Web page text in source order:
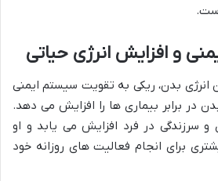
و افزایش انرژی حیاتی
انرژی بدن، ریکی به تقویت سیستم ایمنی
در برابر بیماری ها را افزایش می دهد.
سرزندگی در فرد افزایش می یابد و او
برای انجام فعالیت های روزانه خود